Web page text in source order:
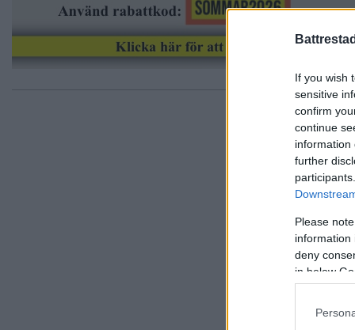
If you wish
sensitive
confirm
continue
information
further
Please
information
deny
in below